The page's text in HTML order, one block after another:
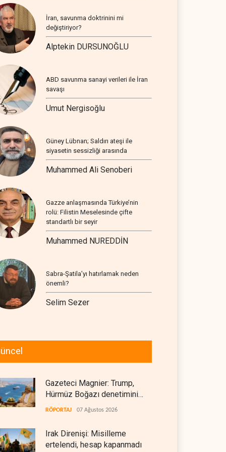
İran, savunma doktrinini mi
değiştiriyor?
Alptekin DURSUNOĞLU
ABD savunma sanayi verileri ile İran
savaşı
Umut Nergisoğlu
Güney Lübnan; Saldırı ateşi ile
siyasetin sessizliği arasında
Muhammed Ali Senoberi
Gazze anlaşmasında Türkiye’nin
rolü: Filistin Meselesinde çifte
standartlı bir seyir
Muhammed NUREDDİN
Sabra-Şatila’yı hatırlamak neden
önemli?
Selim Sezer
Gazeteci Magnier: Trump,
Hürmüz Boğazı denetimini
doğrudan İran ve Umman'a
RÖPORTAJ 07 Ağustos 2026
Irak Direnişi: Misilleme
ertelendi, hesap kapanmadı